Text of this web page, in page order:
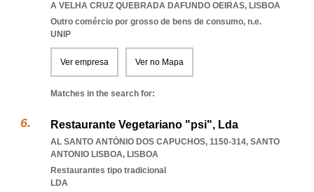
A VELHA CRUZ QUEBRADA DAFUNDO OEIRAS, LISBOA
Outro comércio por grosso de bens de consumo, n.e.
UNIP
Ver empresa Ver no Mapa
Matches in the search for:
Restaurante Vegetariano "psi", Lda
AL SANTO ANTÓNIO DOS CAPUCHOS, 1150-314, SANTO
ANTONIO LISBOA, LISBOA
Restaurantes tipo tradicional
LDA